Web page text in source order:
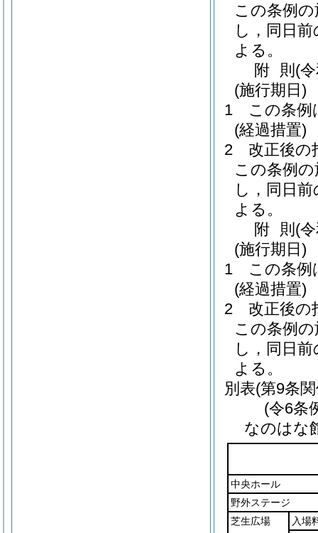
この条例
し，同日
よる。
附 則 (
(施行期日)
1
この条例
(経過措置)
2
改正後の
この条例
し，同日
よる。
附 則 (
(施行期日)
1
この条例
(経過措置)
2
改正後の
この条例
し，同日
よる。
別表(第9条
(令6条
なのはな
中央ホール
野外ステージ
芝生広場
入場